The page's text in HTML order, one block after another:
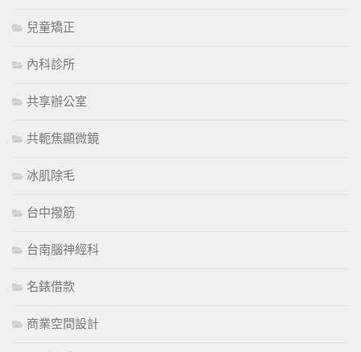
兒童矯正
內科診所
共享辦公室
共軛焦顯微鏡
冰肌除毛
台中撥筋
台南腦神經科
名錶借款
商業空間設計